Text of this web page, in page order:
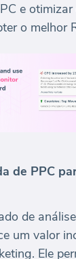
e
o melhor
de PPC
de
um valor
Ele